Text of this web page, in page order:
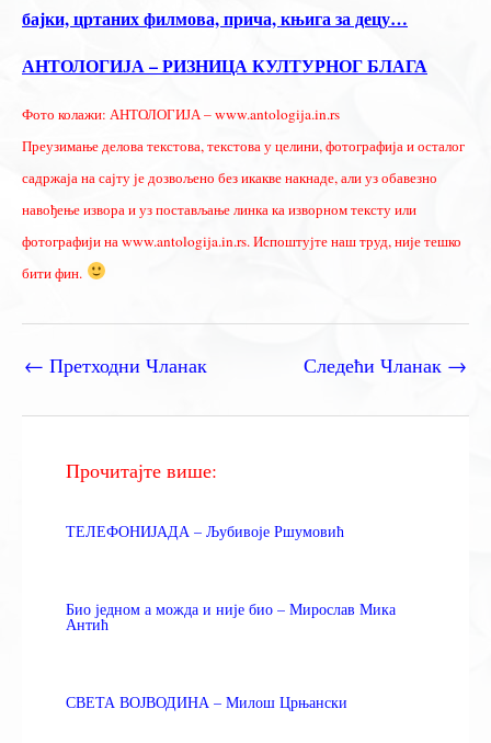
бајки, цртаних филмова, прича, књига за децу…
АНТОЛОГИЈА – РИЗНИЦА КУЛТУРНОГ БЛАГА
Фото колажи: АНТОЛОГИЈА – www.antologija.in.rs
Преузимање делова текстова, текстова у целини, фотографија и осталог
садржаја на сајту је дозвољено без икакве накнаде, али уз обавезно
навођење извора и уз постављање линка ка изворном тексту или
фотографији на www.antologija.in.rs. Испоштујте наш труд, није тешко
бити фин.
← Претходни Чланак Следећи Чланак →
Прочитајте више:
ТЕЛЕФОНИЈАДА – Љубивоје Ршумовић
Био једном а можда и није био – Мирослав Мика
Антић
СВЕТА ВОЈВОДИНА – Милош Црњански